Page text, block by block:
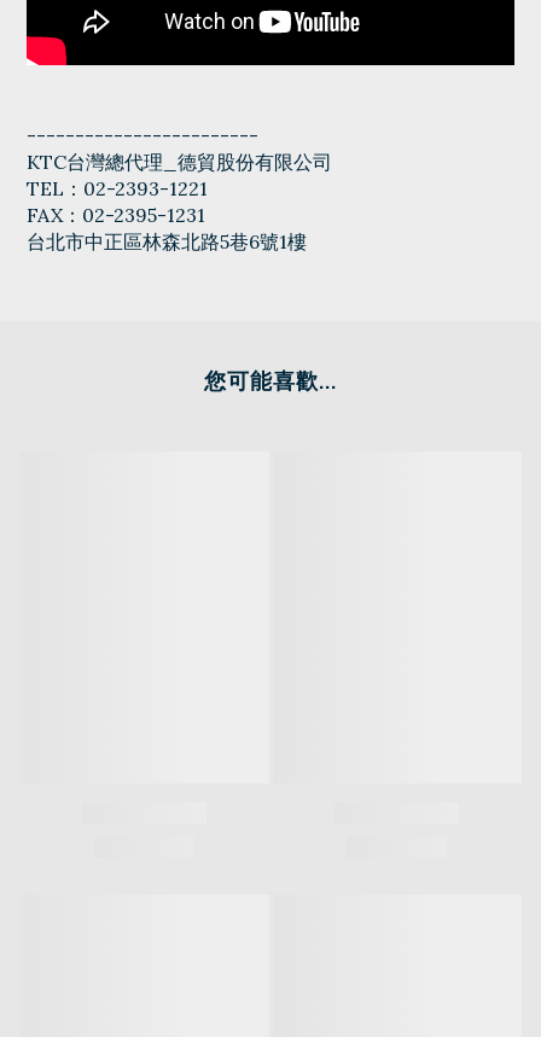
------------------------
KTC台灣總代理_德貿股份有限公司
TEL：02-2393-1221
FAX：02-2395-1231
台北市中正區林森北路5巷6號1樓
您可能喜歡...